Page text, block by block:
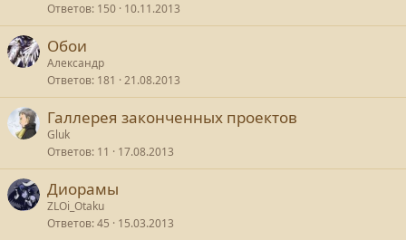
Ответов 150 10.11.2013
Обои
Александр
Ответов 181 21.08.2013
Галлерея законченных проектов
Gluk
Ответов 11 17.08.2013
Диорамы
ZLOi_Otaku
Ответов 45 15.03.2013